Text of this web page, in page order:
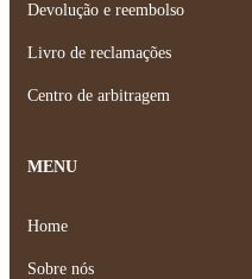
Devolução e reembolso
Livro de reclamações
Centro de arbitragem
MENU
Home
Sobre nós